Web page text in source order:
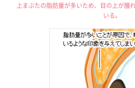
上まぶたの脂肪量が多いため、目の上が腫
いる。